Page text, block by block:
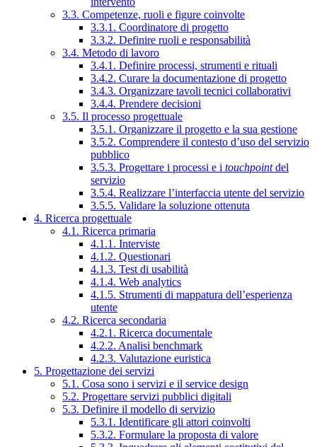
3.3. Competenze, ruoli e figure coinvolte
3.3.1. Coordinatore di progetto
3.3.2. Definire ruoli e responsabilità
3.4. Metodo di lavoro
3.4.1. Definire processi, strumenti e rituali
3.4.2. Curare la documentazione di progetto
3.4.3. Organizzare tavoli tecnici collaborativi
3.4.4. Prendere decisioni
3.5. Il processo progettuale
3.5.1. Organizzare il progetto e la sua gestione
3.5.2. Comprendere il contesto d’uso del servizio
pubblico
3.5.3. Progettare i processi e i touchpointdel
servizio
3.5.4. Realizzare l’interfaccia utente del servizio
3.5.5. Validare la soluzione ottenuta
4. Ricerca progettuale
4.1. Ricerca primaria
4.1.1. Interviste
4.1.2. Questionari
4.1.3. Test di usabilità
4.1.4. Web analytics
4.1.5. Strumenti di mappatura dell’esperienza
utente
4.2. Ricerca secondaria
4.2.1. Ricerca documentale
4.2.2. Analisi benchmark
4.2.3. Valutazione euristica
5. Progettazione dei servizi
5.1. Cosa sono i servizi e il service design
5.2. Progettare servizi pubblici digitali
5.3. Definire il modello di servizio
5.3.1. Identificare gli attori coinvolti
5.3.2. Formulare la proposta di valore